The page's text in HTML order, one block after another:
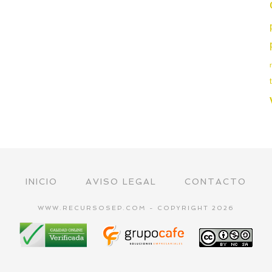
INICIO AVISO LEGAL CONTACTO
WWW.RECURSOSEP.COM - COPYRIGHT 2026